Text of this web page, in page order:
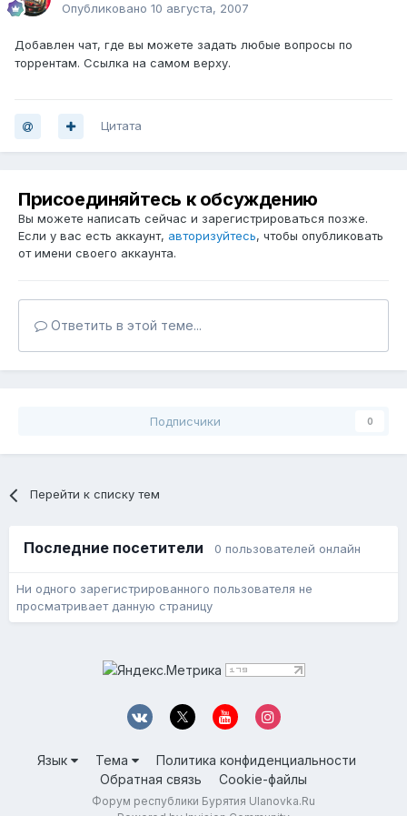
Опубликовано 10 августа, 2007
Добавлен чат, где вы можете задать любые вопросы по
торрентам. Ссылка на самом верху.
Цитата
Присоединяйтесь к обсуждению
Вы можете написать сейчас и зарегистрироваться позже.
Если у вас есть аккаунт, авторизуйтесь, чтобы опубликовать
от имени своего аккаунта.
Ответить в этой теме...
Подписчики 0
Перейти к списку тем
Последние посетители 0 пользователей онлайн
Ни одного зарегистрированного пользователя не
просматривает данную страницу
Язык Тема
Политика конфиденциальности
Обратная связь
Cookie-файлы
Форум республики Бурятия Ulanovka.Ru